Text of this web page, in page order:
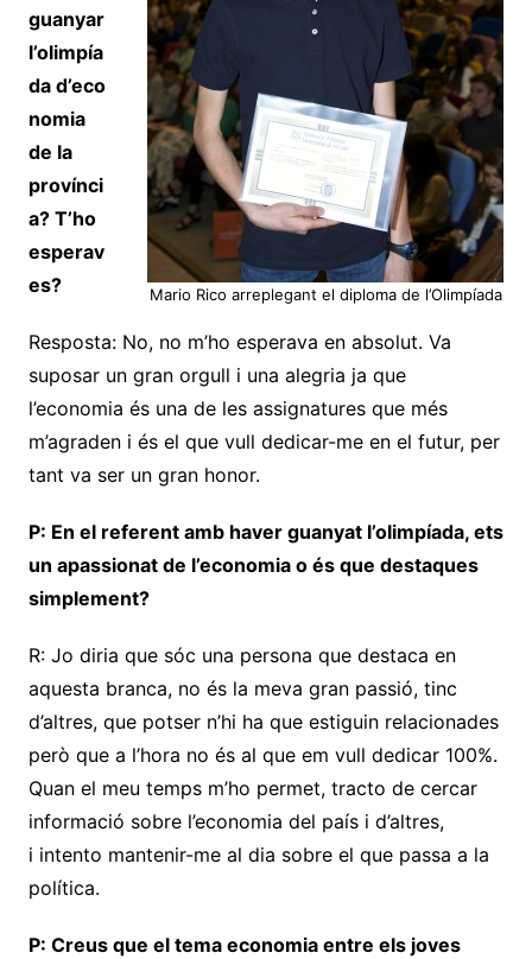
Mario Rico arreplegant el diploma de l’Olimpíada
guanyar
l’olimpía
da d’eco
nomia
de la
provínci
a? T’ho
esperav
es?
Resposta: No, no m’ho esperava en absolut. Va
suposar un gran orgull i una alegria ja que
l’economia és una de les assignatures que més
m’agraden i és el que vull dedicar-me en el futur, per
tant va ser un gran honor.
P: En el referent amb haver guanyat l’olimpíada, ets
un apassionat de l’economia o és que destaques
simplement?
R: Jo diria que sóc una persona que destaca en
aquesta branca, no és la meva gran passió, tinc
d’altres, que potser n’hi ha que estiguin relacionades
però que a l’hora no és al que em vull dedicar 100%.
Quan el meu temps m’ho permet, tracto de cercar
informació sobre l’economia del país i d’altres,
i intento mantenir-me al dia sobre el que passa a la
política.
P: Creus que el tema economia entre els joves